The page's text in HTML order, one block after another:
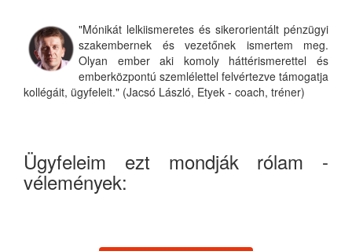
"Mónikát lelkiismeretes és sikerorientált pénzügyi
szakembernek és vezetőnek ismertem meg.
Olyan ember aki komoly háttérismerettel és
emberközpontú szemlélettel felvértezve támogatja
kollégáit, ügyfeleit." (Jacsó László, Etyek - coach, tréner)
Ügyfeleim ezt mondják rólam -
vélemények: